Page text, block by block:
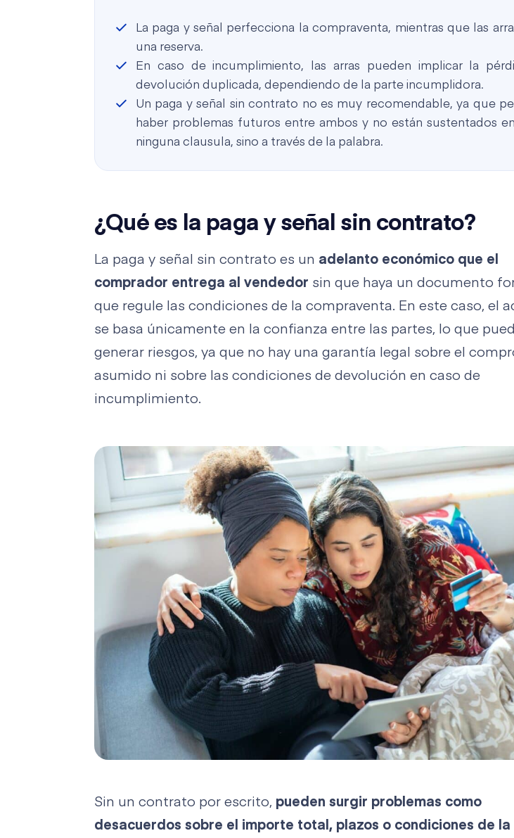
La paga y señal perfecciona la compraventa, mientras que las
una reserva.
En caso de incumplimiento, las arras pueden implicar la
devolución duplicada, dependiendo de la parte incumplidora.
Un paga y señal sin contrato no es muy recomendable, ya que
haber problemas futuros entre ambos y no están sustentados
ninguna clausula, sino a través de la palabra.
¿Qué es la paga y señal sin contrato?
La paga y señal sin contrato es un adelanto económico que el
comprador entrega al vendedor sin que haya un documento
que regule las condiciones de la compraventa. En este caso, el
se basa únicamente en la confianza entre las partes, lo que
generar riesgos, ya que no hay una garantía legal sobre el
asumido ni sobre las condiciones de devolución en caso de
incumplimiento.
Sin un contrato por escrito, pueden surgir problemas como
desacuerdos sobre el importe total, plazos o condiciones de la